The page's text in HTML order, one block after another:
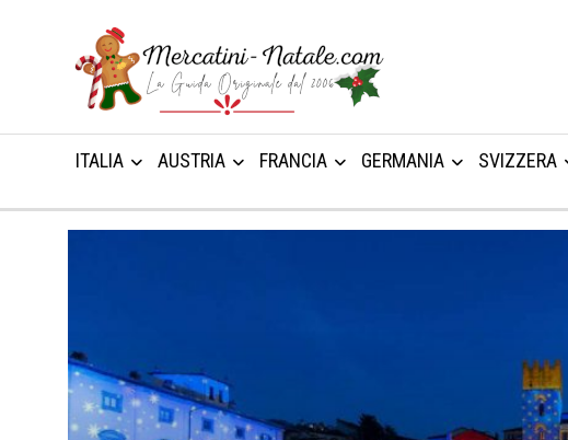
ITALIA AUSTRIA FRANCIA GERMANIA SVIZZERA